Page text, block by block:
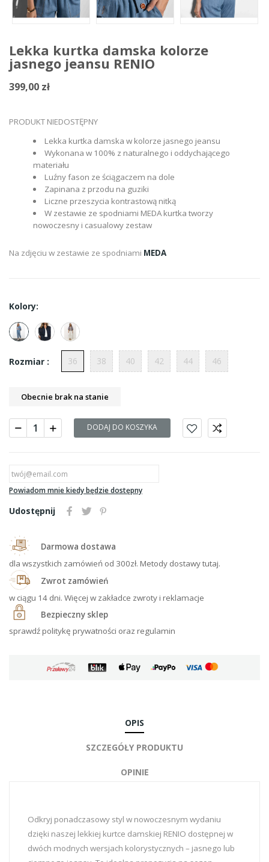
Lekka kurtka damska kolorze
jasnego jeansu RENIO
399,00 zł
PRODUKT NIEDOSTĘPNY
Lekka kurtka damska w kolorze jasnego jeansu
Wykonana w 100% z naturalnego i oddychającego
materiału
Luźny fason ze ściągaczem na dole
Zapinana z przodu na guziki
Liczne przeszycia kontrastową nitką
W zestawie ze spodniami MEDA kurtka tworzy
nowoczesny i casualowy zestaw
Na zdjęciu w zestawie ze spodniami MEDA
Kolory:
Rozmiar : 36 38 40 42 44 46
Obecnie brak na stanie
DODAJ DO KOSZYKA
Powiadom mnie kiedy będzie dostępny
Udostępnij
Darmowa dostawa
dla wszystkich zamówień od 300zł. Metody dostawy tutaj.
Zwrot zamówień
w ciągu 14 dni. Więcej w zakładce zwroty i reklamacje
Bezpieczny sklep
sprawdź politykę prywatności oraz regulamin
OPIS
SZCZEGÓŁY PRODUKTU
OPINIE
Odkryj ponadczasowy styl w nowoczesnym wydaniu
dzięki naszej lekkiej kurtce damskiej RENIO dostępnej w
dwóch modnych wersjach kolorystycznych – jasnego lub